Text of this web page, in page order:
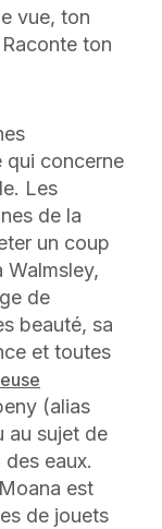
vue, ton
ton
qui concerne
Les
de la
un coup
Walmsley,
de
beauté, sa
et toutes
(alias
au sujet de
eaux.
est
de jouets